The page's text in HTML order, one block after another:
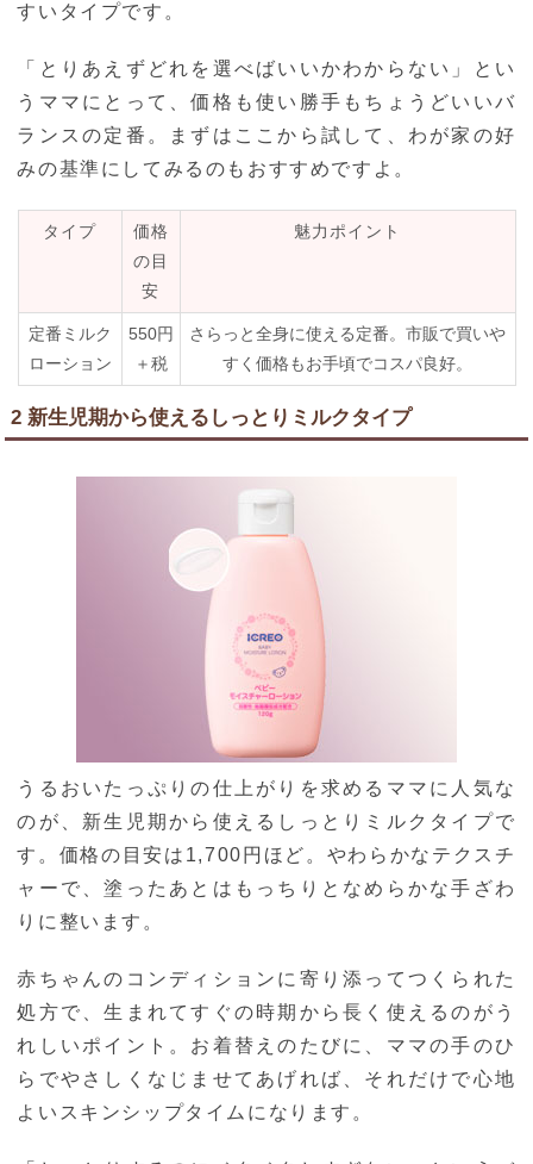
すいタイプです。
「とりあえずどれを選べばいいかわからない」とい
うママにとって、価格も使い勝手もちょうどいいバ
ランスの定番。まずはここから試して、わが家の好
みの基準にしてみるのもおすすめですよ。
タイプ
価格
の目
安
魅力ポイント
定番ミルク
ローション
550円
＋税
さらっと全身に使える定番。市販で買いや
すく価格もお手頃でコスパ良好。
2 新生児期から使えるしっとりミルクタイプ
うるおいたっぷりの仕上がりを求めるママに人気な
のが、新生児期から使えるしっとりミルクタイプで
す。価格の目安は1,700円ほど。やわらかなテクスチ
ャーで、塗ったあとはもっちりとなめらかな手ざわ
りに整います。
赤ちゃんのコンディションに寄り添ってつくられた
処方で、生まれてすぐの時期から長く使えるのがう
れしいポイント。お着替えのたびに、ママの手のひ
らでやさしくなじませてあげれば、それだけで心地
よいスキンシップタイムになります。